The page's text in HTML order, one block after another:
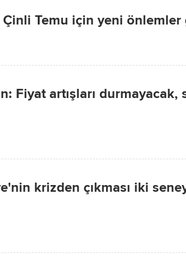
Temu için yeni
Fiyat artışları durmayacak,
krizden çıkması iki